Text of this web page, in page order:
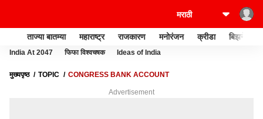
ताज्या बातम्या महाराष्ट्र राजकारण मनोरंजन क्रीडा बिझनेस
India At 2047 फिफा विश्वचषक Ideas of India
मुख्यपृष्ठ TOPIC CONGRESS BANK ACCOUNT
Advertisement